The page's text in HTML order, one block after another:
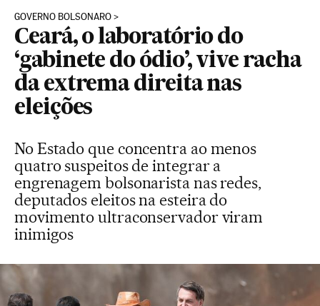
GOVERNO BOLSONARO
Ceará, o laboratório do
‘gabinete do ódio’, vive racha
da extrema direita nas
eleições
No Estado que concentra ao menos
quatro suspeitos de integrar a
engrenagem bolsonarista nas redes,
deputados eleitos na esteira do
movimento ultraconservador viram
inimigos